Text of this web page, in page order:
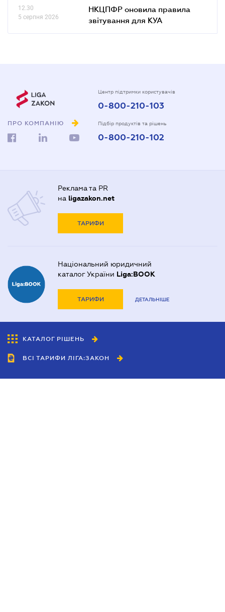
12.30
5 серпня 2026
НКЦПФР оновила правила
звітування для КУА
ПРО КОМПАНІЮ
Центр підтримки користувачів
0-800-210-103
Підбір продуктів та рішень
0-800-210-102
Реклама та PR
на ligazakon.net
ТАРИФИ
Національний юридичний
каталог України Liga:BOOK
ТАРИФИ ДЕТАЛЬНІШЕ
КАТАЛОГ РІШЕНЬ
ВСІ ТАРИФИ ЛІГА:ЗАКОН